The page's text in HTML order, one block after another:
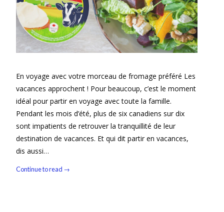
En voyage avec votre morceau de fromage préféré Les
vacances approchent ! Pour beaucoup, c’est le moment
idéal pour partir en voyage avec toute la famille.
Pendant les mois d’été, plus de six canadiens sur dix
sont impatients de retrouver la tranquillité de leur
destination de vacances. Et qui dit partir en vacances,
dis aussi…
Continue to read →